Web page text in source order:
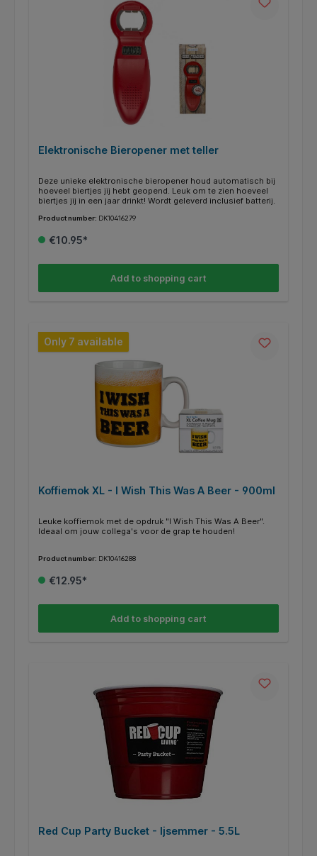
Elektronische Bieropener met teller
Deze unieke elektronische bieropener houd automatisch bij
hoeveel biertjes jij hebt geopend. Leuk om te zien hoeveel
biertjes jij in een jaar drinkt! Wordt geleverd inclusief batterij.
Product number: DK10416279
€10.95*
Add to shopping cart
Only 7 available
Koffiemok XL - I Wish This Was A Beer - 900ml
Leuke koffiemok met de opdruk "I Wish This Was A Beer".
Ideaal om jouw collega's voor de grap te houden!
Product number: DK10416288
€12.95*
Add to shopping cart
Red Cup Party Bucket - Ijsemmer - 5.5L